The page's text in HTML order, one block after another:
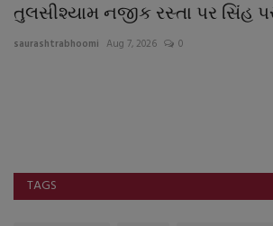
તુલસીશ્યામ નજીક રસ્તા પર સિંહ
saurashtrabhoomi Aug 7, 2026 0
TAGS